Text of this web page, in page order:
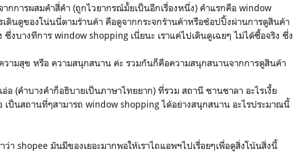
การผสมคำสี่คำ (ถูกไวยากรณ์มั้ยเป็นอีกเรื่องหนึ่ง) คำแรกคือ window
ดินดูของโน่นนี่ตามร้านค้า คือดูจากกระจกร้านค้าหรือช้อปปิ้งผ่านการดูสินค้า
ซึ่งบางทีการ window shopping เนี่ยนะ เราแค่ไปเดินดูเฉยๆ ไม่ได้ซื้อจริง ซึ่ง
ามสุข หรือ ความสนุกสนาน ค่ะ รวมกันก็คือความสนุกสนานจากการดูสินค้า
(คำบางคำก็อธิบายเป็นภาษาไทยยาก) ที่รวม สถานี ชานชาลา อะไรเงี้ย
ป็นสถานที่ๆสามารถ window shopping ได้อย่างสนุกสนาน อะไรประมาณนี้
shopee มันมีของเยอะมากพอให้เราไถแอพฯไปเรื่อยๆเพื่อดูสิ่งโน้นสิ่งนี้